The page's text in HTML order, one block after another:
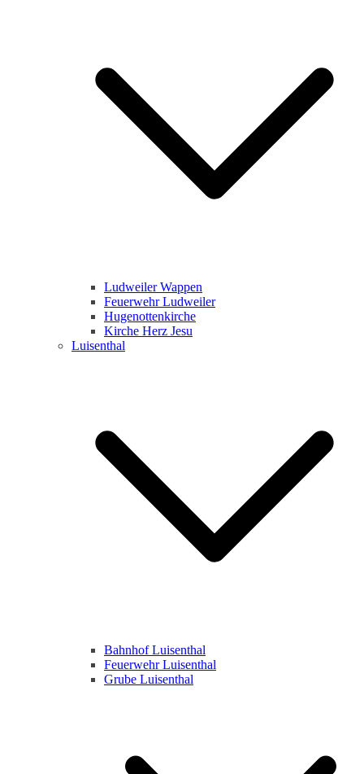
Ludweiler Wappen
Feuerwehr Ludweiler
Hugenottenkirche
Kirche Herz Jesu
Luisenthal
Bahnhof Luisenthal
Feuerwehr Luisenthal
Grube Luisenthal